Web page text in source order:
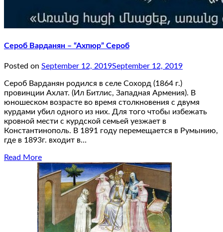
Сероб Варданян – “Ахпюр” Сероб
Posted on September 12, 2019September 12, 2019
Сероб Варданян родился в селе Сохорд (1864 г.)
провинции Ахлат. (Ил Битлис, Западная Армения). В
юношеском возрасте во время столкновения с двумя
курдами убил одного из них. Для того чтобы избежать
кровной мести с курдской семьей уезжает в
Константинополь. В 1891 году перемещается в Румынию,
где в 1893г. входит в…
Read More